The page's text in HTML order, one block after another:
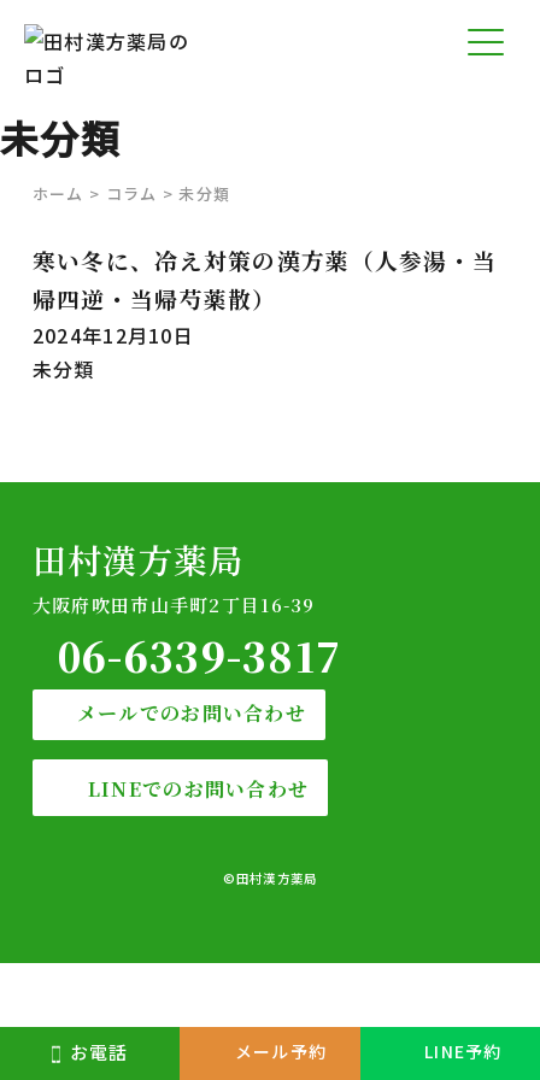
未分類
ホーム > コラム >未分類
寒い冬に、冷え対策の漢方薬（人参湯・当
帰四逆・当帰芍薬散）
2024年12月10日
未分類
お電話 メール予約 LINE予約
田村漢方薬局
大阪府吹田市山手町2丁目16-39
06-6339-3817
メールでのお問い合わせ
LINEでのお問い合わせ
©田村漢方薬局